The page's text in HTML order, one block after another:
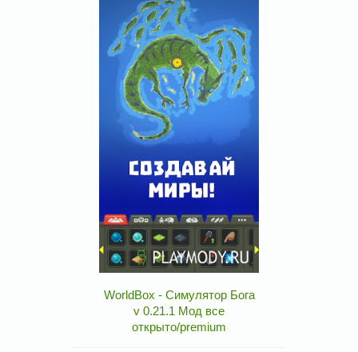
WorldBox - Симулятор Бога
v 0.21.1 Мод все
открыто/premium